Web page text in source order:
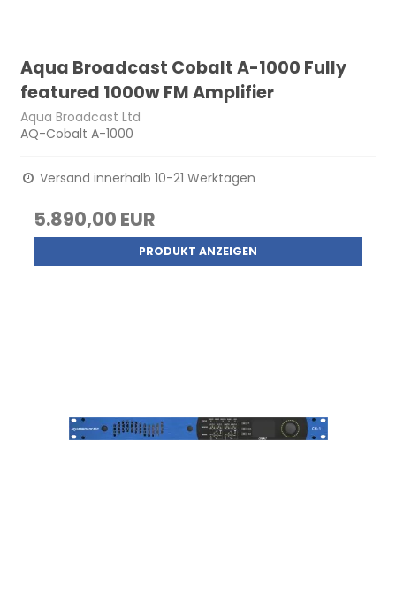
Aqua Broadcast Cobalt A-1000 Fully
featured 1000w FM Amplifier
Aqua Broadcast Ltd
AQ-Cobalt A-1000
Versand innerhalb 10-21 Werktagen
5.890,00 EUR
PRODUKT ANZEIGEN